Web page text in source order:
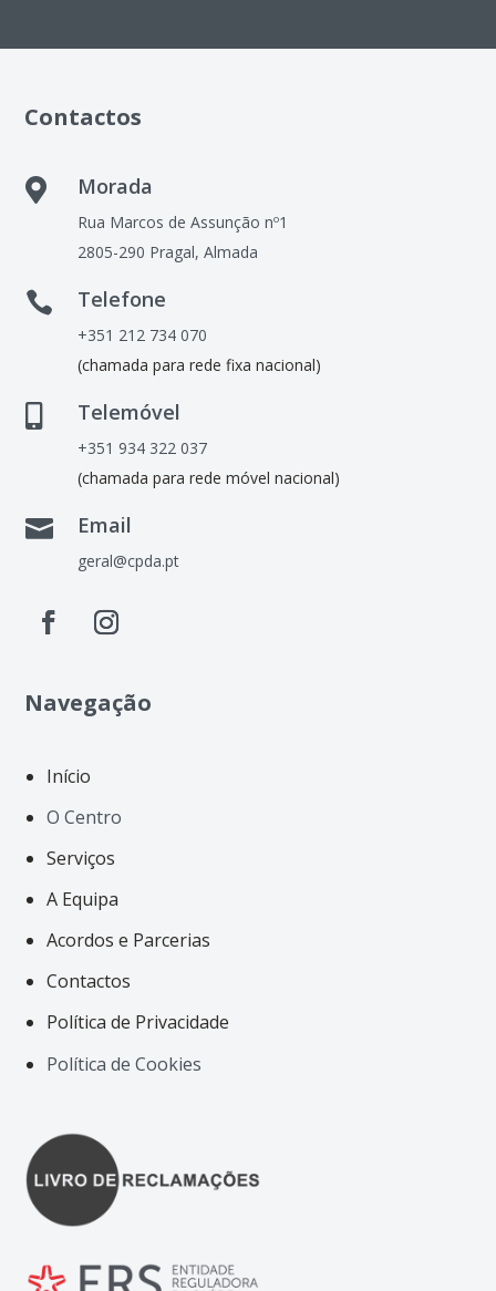
Contactos
 Morada
Rua Marcos de Assunção nº1
2805-290 Pragal, Almada
 Telefone
+351 212 734 070
(chamada para rede fixa nacional)
Telemóvel
+351 934 322 037
(chamada para rede móvel nacional)
 Email
geral@cpda.pt
Navegação
Início
O Centro
Serviços
A Equipa
Acordos e Parcerias
Contactos
Política de Privacidade
Política de Cookies